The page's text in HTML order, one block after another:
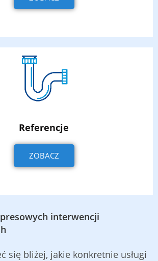
Referencje
ZOBACZ
interwencji
się bliżej, jakie konkretnie usługi